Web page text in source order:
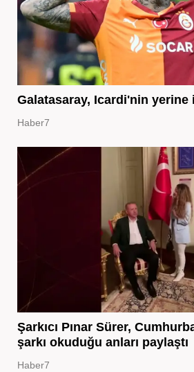
Galatasaray, Icardi'nin yerine
Haber7
Şarkıcı Pınar Sürer,
şarkı okuduğu anları paylaştı
Haber7